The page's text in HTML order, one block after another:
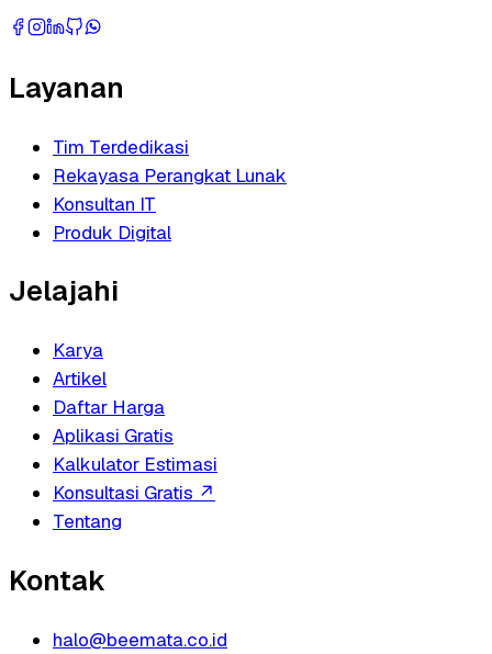
Layanan
Tim Terdedikasi
Rekayasa Perangkat Lunak
Konsultan IT
Produk Digital
Jelajahi
Karya
Artikel
Daftar Harga
Aplikasi Gratis
Kalkulator Estimasi
Konsultasi Gratis ↗
Tentang
Kontak
halo@beemata.co.id